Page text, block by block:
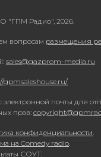
"ГПМ Радио", 2026.
вопросам размещения
sales@gazprom-media.ru
gpmsaleshouse.ru/
электронной почты для
прав:
конфиденциальности.
на Comedy radio.
СОУТ.